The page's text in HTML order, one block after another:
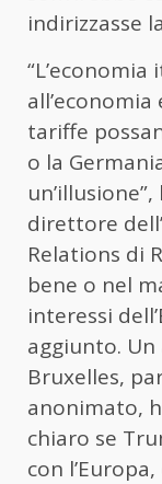
indirizzasse
tariffe
o la
direttore
Relations di
bene o nel
interessi
aggiunto. Un
Bruxelles,
anonimato,
chiaro se
con